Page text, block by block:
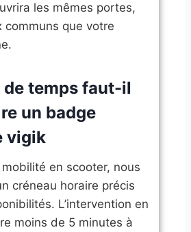
les mêmes portes,
communs que votre
de temps faut-il
un badge
vigik
en scooter, nous
créneau horaire précis
L’intervention en
moins de 5 minutes à